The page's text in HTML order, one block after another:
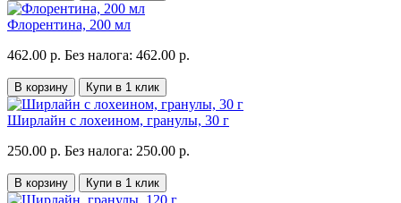
Флорентина, 200 мл
462.00 р. Без налога: 462.00 р.
В корзину Купи в 1 клик
Ширлайн с лохеином, гранулы, 30 г
250.00 р. Без налога: 250.00 р.
В корзину Купи в 1 клик